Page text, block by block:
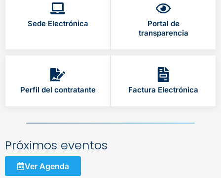
Sede Electrónica
Portal de
transparencia
Perfil del contratante Factura Electrónica
Próximos eventos
Ver Agenda